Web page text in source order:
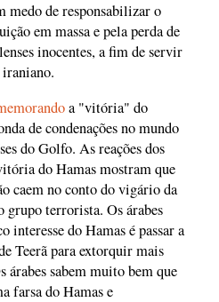
medo de responsabilizar o
em massa e pela perda de
inocentes, a fim de servir
iraniano.
a "vitória" do
de condenações no mundo
do Golfo. As reações dos
do Hamas mostram que
caem no conto do vigário da
grupo terrorista. Os árabes
interesse do Hamas é passar a
Teerã para extorquir mais
árabes sabem muito bem que
farsa do Hamas e